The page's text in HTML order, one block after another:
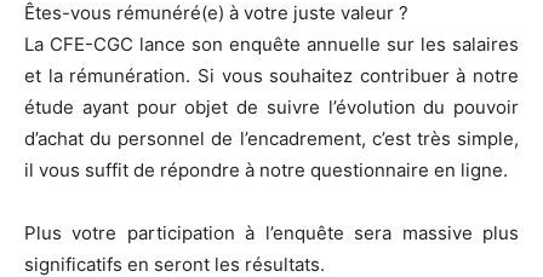
Êtes-vous rémunéré(e) à votre juste valeur ?
La CFE-CGC lance son enquête annuelle sur les salaires
et la rémunération. Si vous souhaitez contribuer à notre
étude ayant pour objet de suivre l’évolution du pouvoir
d’achat du personnel de l’encadrement, c’est très simple,
il vous suffit de répondre à notre questionnaire en ligne.
Plus votre participation à l’enquête sera massive plus
significatifs en seront les résultats.